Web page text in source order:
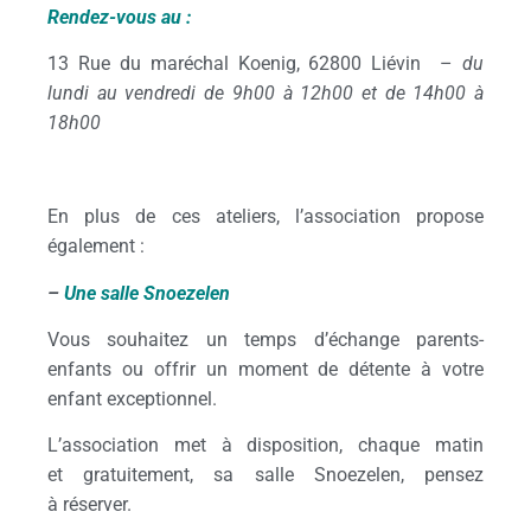
Rendez-vous au :
13 Rue du maréchal Koenig, 62800 Liévin – du
lundi au vendredide 9h00 à 12h00 et de 14h00 à
18h00
En plus de ces ateliers, l’association propose
également :
– Une salle Snoezelen
Vous souhaitez un temps d’échange parents-
enfants ou offrir un moment de détente à votre
enfant exceptionnel.
L’association met à disposition, chaque matin
et gratuitement, sa salle Snoezelen, pensez
à réserver.